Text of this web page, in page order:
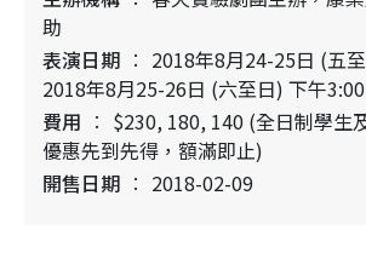
助
表演日期
2018年8月24-25日 (五
2018年8月25-26日 (六至日) 下午3:00
費用
$230, 180, 140 (全日制學生
優惠先到先得，額滿即止)
開售日期
2018-02-09